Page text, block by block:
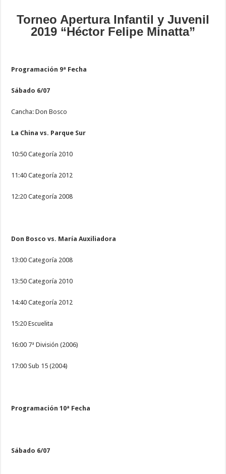
Torneo Apertura Infantil y Juvenil
2019 “Héctor Felipe Minatta”
Programación 9ª Fecha
Sábado 6/07
Cancha: Don Bosco
La China vs. Parque Sur
10:50 Categoría 2010
11:40 Categoría 2012
12:20 Categoría 2008
Don Bosco vs. María Auxiliadora
13:00 Categoría 2008
13:50 Categoría 2010
14:40 Categoría 2012
15:20 Escuelita
16:00 7ª División (2006)
17:00 Sub 15 (2004)
Programación 10ª Fecha
Sábado 6/07